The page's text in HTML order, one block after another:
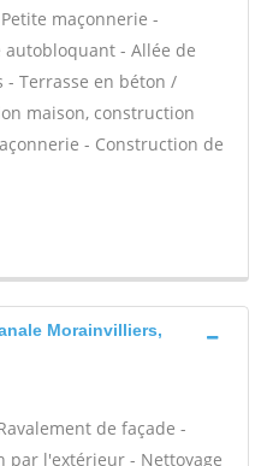
maçonnerie -
autobloquant - Allée de
Terrasse en béton /
maison, construction
- Construction de
Morainvilliers,
de façade -
par l'extérieur - Nettoyage